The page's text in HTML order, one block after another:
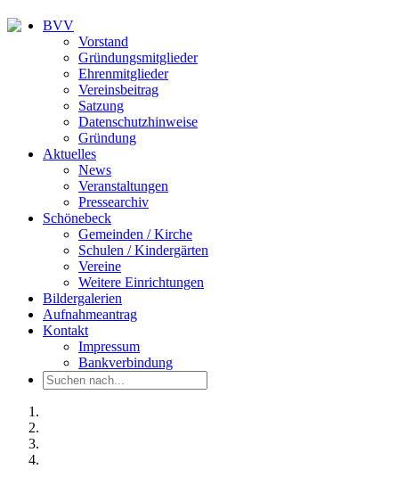
BVV
Vorstand
Gründungsmitglieder
Ehrenmitglieder
Vereinsbeitrag
Satzung
Datenschutzhinweise
Gründung
Aktuelles
News
Veranstaltungen
Pressearchiv
Schönebeck
Gemeinden / Kirche
Schulen / Kindergärten
Vereine
Weitere Einrichtungen
Bildergalerien
Aufnahmeantrag
Kontakt
Impressum
Bankverbindung